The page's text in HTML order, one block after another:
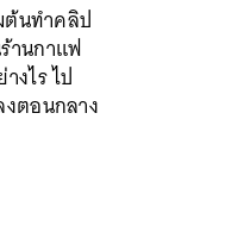
ต้นทำคลิป
านกาแฟ
งไร ไป
ตอนกลาง